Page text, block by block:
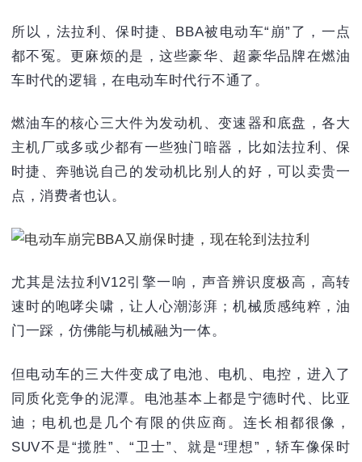
所以，法拉利、保时捷、BBA被电动车“崩”了，一点
都不冤。更麻烦的是，这些豪华、超豪华品牌在燃油
车时代的逻辑，在电动车时代行不通了。
燃油车的核心三大件为发动机、变速器和底盘，各大
主机厂或多或少都有一些独门暗器，比如法拉利、保
时捷、奔驰说自己的发动机比别人的好，可以卖贵一
点，消费者也认。
尤其是法拉利V12引擎一响，声音辨识度极高，高转
速时的咆哮尖啸，让人心潮澎湃；机械质感纯粹，油
门一踩，仿佛能与机械融为一体。
但电动车的三大件变成了电池、电机、电控，进入了
同质化竞争的泥潭。电池基本上都是宁德时代、比亚
迪；电机也是几个有限的供应商。连长相都很像，
SUV不是“揽胜”、“卫士”、就是“理想”，轿车像保时